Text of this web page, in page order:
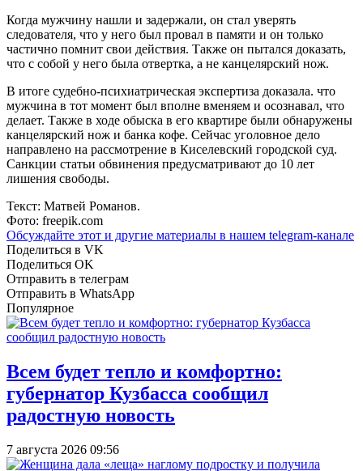
Когда мужчину нашли и задержали, он стал уверять
следователя, что у него был провал в памяти и он только
частично помнит свои действия. Также он пытался доказать,
что с собой у него была отвертка, а не канцелярский нож.
В итоге судебно-психиатрическая экспертиза доказала. что
мужчина в тот момент был вполне вменяем и осознавал, что
делает. Также в ходе обыска в его квартире были обнаружены
канцелярский нож и банка кофе. Сейчас уголовное дело
направлено на рассмотрение в Киселевский городской суд.
Санкции статьи обвинения предусматривают до 10 лет
лишения свободы.
Текст: Матвей Романов.
Фото: freepik.com
Обсуждайте этот и другие материалы в нашем telegram-канале
Поделиться в VK
Поделиться OK
Отправить в телеграм
Отправить в WhatsApp
Популярное
Всем будет тепло и комфортно:
губернатор Кузбасса сообщил
радостную новость
7 августа 2026 09:56